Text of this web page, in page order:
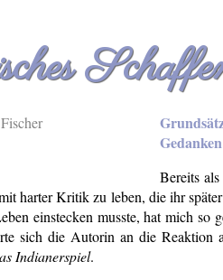
Bereits
harter Kritik zu leben, die ihr
einstecken musste, hat mich
sich die Autorin an die Reaktion
Indianerspiel.